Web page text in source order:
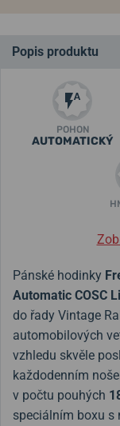
Popis produktu
POHON
AUTOMATICKÝ
Pánské hodinky
Automatic COSC
do řady Vintage
automobilových
vzhledu skvěle
každodenním
v počtu pouhých
speciálním boxu s